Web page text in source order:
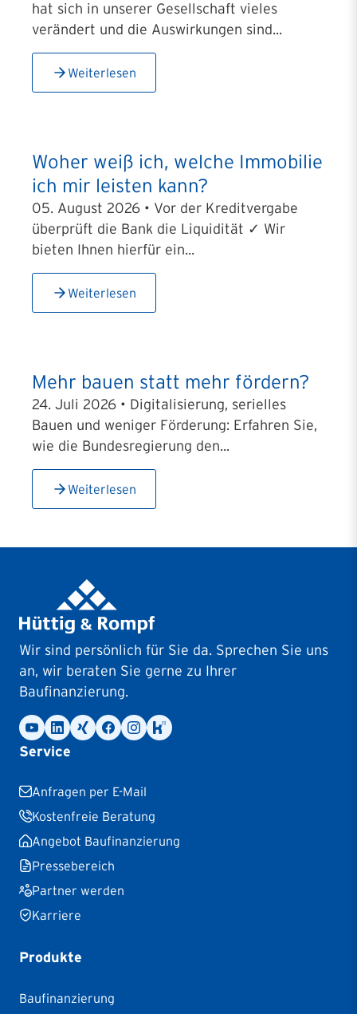
hat sich in unserer Gesellschaft vieles
verändert und die Auswirkungen sind...
Weiterlesen
Woher weiß ich, welche Immobilie
ich mir leisten kann?
05. August 2026 • Vor der Kreditvergabe
überprüft die Bank die Liquidität ✓ Wir
bieten Ihnen hierfür ein...
Weiterlesen
Mehr bauen statt mehr fördern?
24. Juli 2026 • Digitalisierung, serielles
Bauen und weniger Förderung: Erfahren Sie,
wie die Bundesregierung den...
Weiterlesen
Wir sind persönlich für Sie da. Sprechen Sie uns
an, wir beraten Sie gerne zu Ihrer
Baufinanzierung.
Service
Anfragen per E-Mail
Kostenfreie Beratung
Angebot Baufinanzierung
Pressebereich
Partner werden
Karriere
Produkte
Baufinanzierung